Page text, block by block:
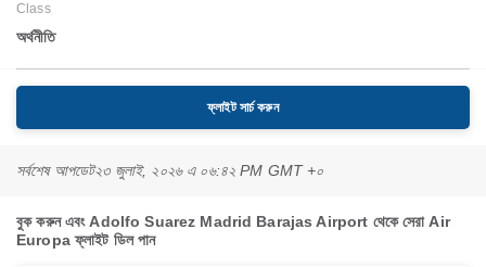
Class
অর্থনীতি
ফ্লাইট সার্চ করুন
সর্বশেষ আপডেট২৩ জুলাই, ২০২৬ এ ০৬:৪২ PM GMT +০
বুক করুন এবং Adolfo Suarez Madrid Barajas Airport থেকে সেরা Air
Europa ফ্লাইট ডিল পান